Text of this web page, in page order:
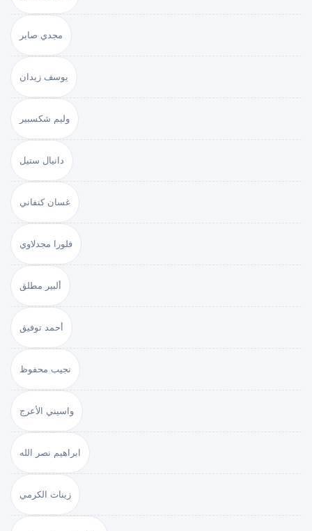
مجدي صابر
يوسف زيدان
وليم شكسبير
دانيال ستيل
غسان كنفاني
فلورا مجدلاوي
ألبير مطلق
أحمد توفيق
نجيب محفوظ
واسيني الأعرج
ابراهيم نصر الله
زينات الكرمي